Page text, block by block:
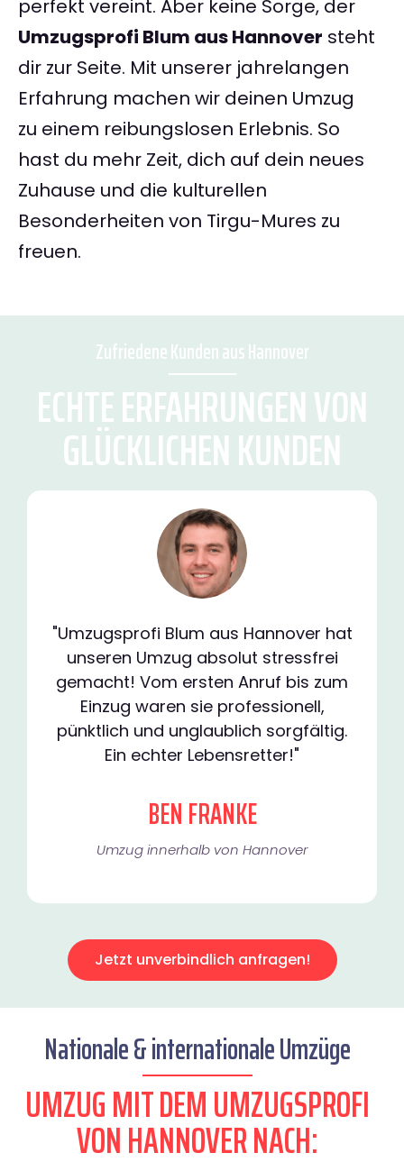
perfekt vereint. Aber keine Sorge, der
Umzugsprofi Blum aus Hannover steht
dir zur Seite. Mit unserer jahrelangen
Erfahrung machen wir deinen Umzug
zu einem reibungslosen Erlebnis. So
hast du mehr Zeit, dich auf dein neues
Zuhause und die kulturellen
Besonderheiten von Tirgu-Mures zu
freuen.
Zufriedene Kunden aus Hannover
ECHTE ERFAHRUNGEN VON
GLÜCKLICHEN KUNDEN
"Umzugsprofi Blum aus Hannover hat
unseren Umzug absolut stressfrei
gemacht! Vom ersten Anruf bis zum
Einzug waren sie professionell,
pünktlich und unglaublich sorgfältig.
Ein echter Lebensretter!"
BEN FRANKE
Umzug innerhalb von Hannover​
Jetzt unverbindlich anfragen!
Nationale & internationale Umzüge
UMZUG MIT DEM UMZUGSPROFI
VON HANNOVER NACH: